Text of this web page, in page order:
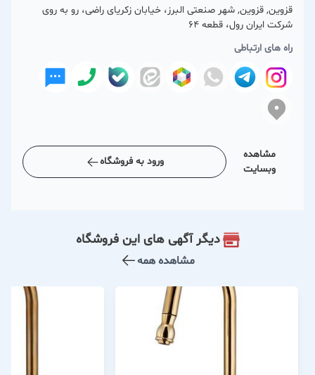
قزوین, قزوین, شهر صنعتی البرز، خیابان زکریای راضی، رو به روی
شرکت ایران رول، قطعه 64
راه های ارتباطی
مشاهده
وبسایت
ورود به فروشگاه
دیگر آگهی های این فروشگاه
مشاهده همه